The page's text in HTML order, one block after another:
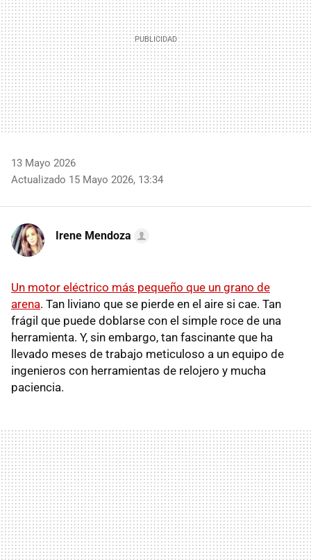
13 Mayo 2026
Actualizado 15 Mayo 2026, 13:34
Irene Mendoza
Un motor eléctrico más pequeño que un grano de
arena. Tan liviano que se pierde en el aire si cae. Tan
frágil que puede doblarse con el simple roce de una
herramienta. Y, sin embargo, tan fascinante que ha
llevado meses de trabajo meticuloso a un equipo de
ingenieros con herramientas de relojero y mucha
paciencia.